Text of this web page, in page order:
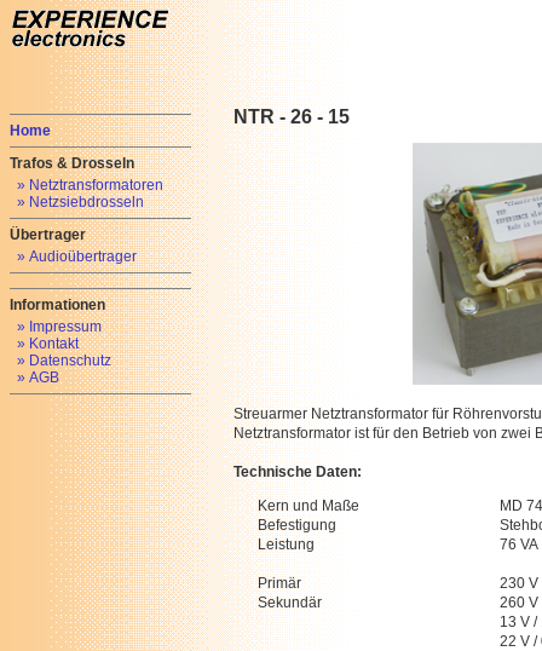
Home
Trafos & Drosseln
» Netztransformatoren
» Netzsiebdrosseln
Übertrager
» Audioübertrager
Informationen
» Impressum
» Kontakt
» Datenschutz
» AGB
NTR - 26 - 15
Streuarmer Netztransformator für
Netztransformator ist für den Betrieb von zwei
Technische Daten:
Kern und Maße
MD
Befestigung
Leistung
76 VA
Primär
230 V
Sekundär
260 V
13 V /
22 V /